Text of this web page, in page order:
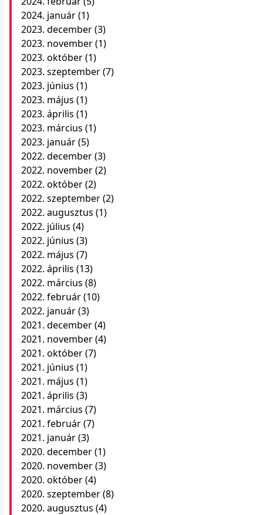
2024. január(1)
2023. december(3)
2023. november(1)
2023. október(1)
2023. szeptember(7)
2023. június (1)
2023. május (1)
2023. április (1)
2023. március (1)
2023. január(5)
2022. december(3)
2022. november(2)
2022. október(2)
2022. szeptember(2)
2022. augusztus (1)
2022. július (4)
2022. június (3)
2022. május (7)
2022. április (13)
2022. március (8)
2022. február(10)
2022. január(3)
2021. december(4)
2021. november(4)
2021. október(7)
2021. június (1)
2021. május (1)
2021. április (3)
2021. március (7)
2021. február(7)
2021. január(3)
2020. december(1)
2020. november(3)
2020. október(4)
2020. szeptember(8)
2020. augusztus (4)